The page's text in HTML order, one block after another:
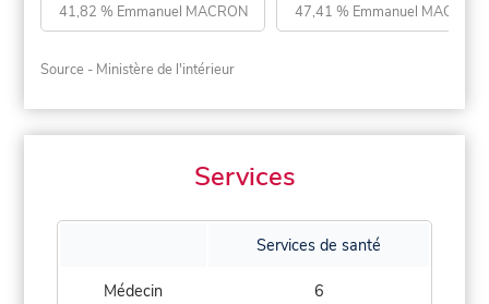
41,82 % Emmanuel MACRON 47,41 % Emmanuel MACRON
Source - Ministère de l'intérieur
Services
Services de santé
Médecin 6